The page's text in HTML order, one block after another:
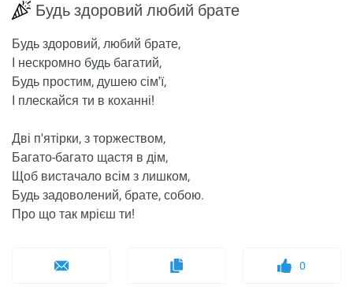
Будь здоровий любий брате
Будь здоровий, любий брате,
І нескромно будь багатий,
Будь простим, душею сім'ї,
І плескайся ти в коханні!
Дві п'ятірки, з торжеством,
Багато-багато щастя в дім,
Щоб вистачало всім з лишком,
Будь задоволений, брате, собою.
Про що так мрієш ти!
0